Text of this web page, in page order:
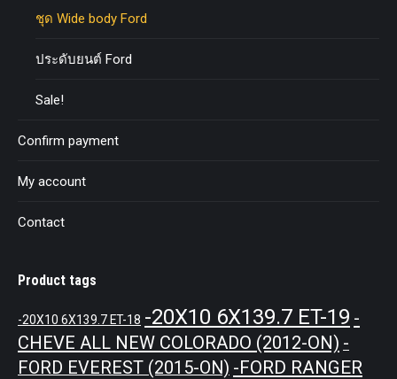
ชุด Wide body Ford
ประดับยนต์ Ford
Sale!
Confirm payment
My account
Contact
Product tags
-20X10 6X139.7 ET-18 -20X10 6X139.7 ET-19 -
CHEVE ALL NEW COLORADO (2012-ON) -
FORD EVEREST (2015-ON) -FORD RANGER